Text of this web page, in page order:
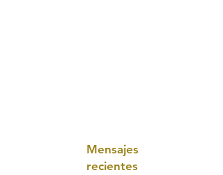
Mensajes
recientes